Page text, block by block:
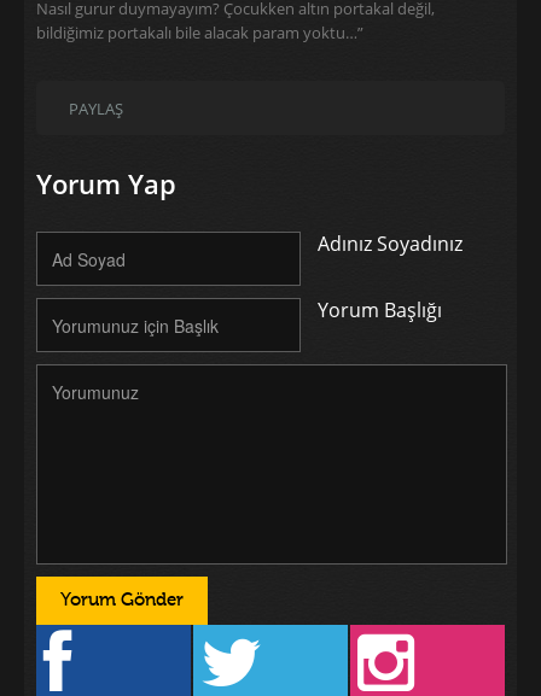
Nasıl gurur duymayayım? Çocukken altın portakal değil,
bildiğimiz portakalı bile alacak param yoktu…”
PAYLAŞ
Yorum Yap
Adınız Soyadınız
Yorum Başlığı